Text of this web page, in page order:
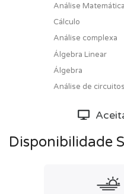
Análise Matemática
Cálculo
Análise complexa
Álgebra Linear
Álgebra
Análise de circuitos
Disponibilidade